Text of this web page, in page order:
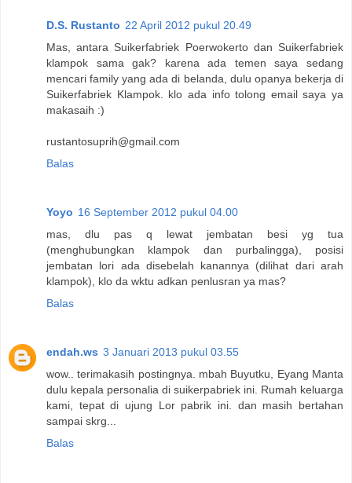
D.S. Rustanto 22 April 2012 pukul 20.49
Mas, antara Suikerfabriek Poerwokerto dan Suikerfabriek
klampok sama gak? karena ada temen saya sedang
mencari family yang ada di belanda, dulu opanya bekerja di
Suikerfabriek Klampok. klo ada info tolong email saya ya
makasaih :)
rustantosuprih@gmail.com
Balas
Yoyo 16 September 2012 pukul 04.00
mas, dlu pas q lewat jembatan besi yg tua
(menghubungkan klampok dan purbalingga), posisi
jembatan lori ada disebelah kanannya (dilihat dari arah
klampok), klo da wktu adkan penlusran ya mas?
Balas
endah.ws 3 Januari 2013 pukul 03.55
wow.. terimakasih postingnya. mbah Buyutku, Eyang Manta
dulu kepala personalia di suikerpabriek ini. Rumah keluarga
kami, tepat di ujung Lor pabrik ini. dan masih bertahan
sampai skrg...
Balas